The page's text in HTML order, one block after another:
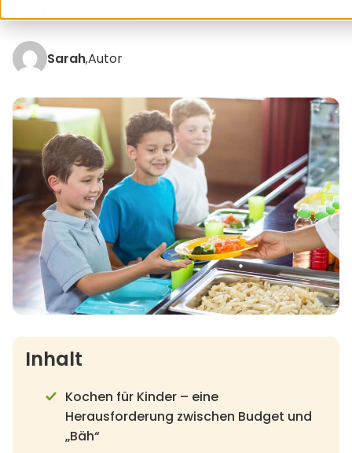
Sarah,Autor
Inhalt
Kochen für Kinder – eine
Herausforderung zwischen Budget und
„Bäh“